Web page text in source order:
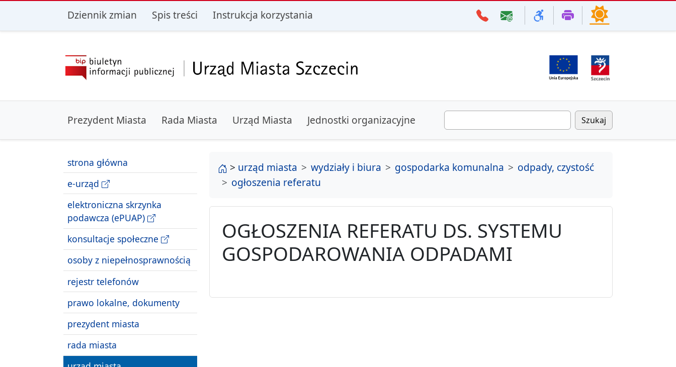
przejdź do głównego menu przejdź do treści
Dziennik zmian Spis treści Instrukcja korzystania
Prezydent Miasta Rada Miasta Urząd Miasta Jednostki organizacyjne Szukaj
strona główna
e-urząd
elektroniczna skrzynka
podawcza (ePUAP)
konsultacje społeczne
osoby z niepełnosprawnością
rejestr telefonów
prawo lokalne, dokumenty
prezydent miasta
rada miasta
strona główna
> urząd miasta wydziały i biura gospodarka komunalna
odpady, czystość
ogłoszenia referatu
OGŁOSZENIA REFERATU DS. SYSTEMU
GOSPODAROWANIA ODPADAMI